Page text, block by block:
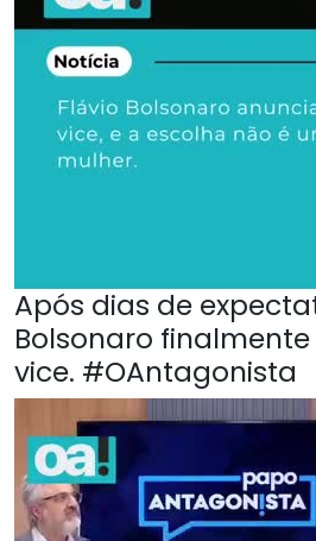
Após dias de
Bolsonaro
vice. #OAntagonista